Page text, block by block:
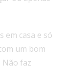
em casa e só
um bom
Não faz